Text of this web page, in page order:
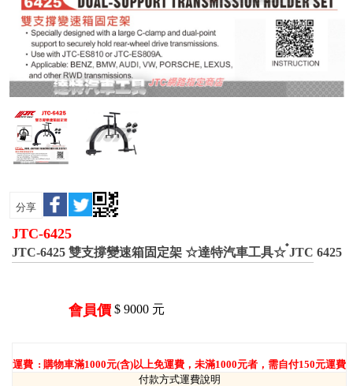
分享
JTC-6425
JTC-6425 雙支撐變速箱固定架 ☆達特汽車工具☆ ๋JTC 6425
會員價 $ 9000 元
運費 : 購物車滿1000元(含)以上免運費，未滿1000元者，需自付150元運費
付款方式運費說明